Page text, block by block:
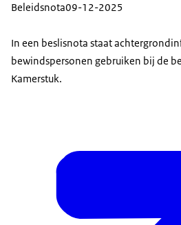
Beleidsnota09-12-2025
In een beslisnota staat
bewindspersonen gebruiken bij de
Kamerstuk.